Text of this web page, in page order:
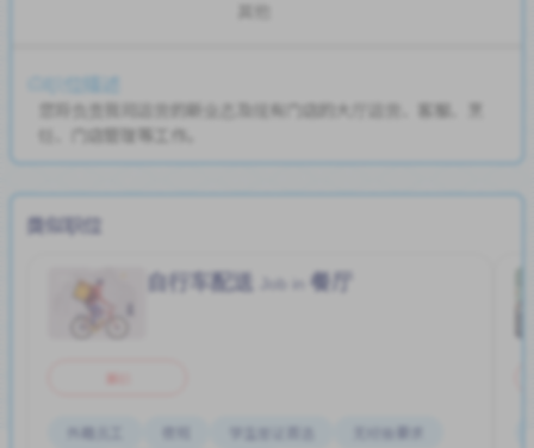
职位描述
您将负责我司运营的新业态及现有门店的大厅运营、客服、烹
饪、门店管理等工作。
类似职位
自行车配送 餐厅
兼职
外籍员工 学生签证首选
无经验要求